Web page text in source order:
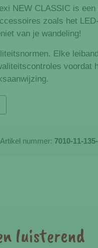
NEW CLASSIC is een
zoals het LED-
van je wandeling!
Elke
voordat
Artikel nummer: 7010-11-
luisterend